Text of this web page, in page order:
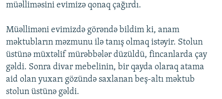
müəlliməsini evimizə qonaq çağırdı.
Müəlliməni evimizdə görəndə bildim ki, anam
məktubların məzmunu ilə tanış olmaq istəyir. Stolun
üstünə müxtəlif mürəbbələr düzüldü, fincanlarda çay
gəldi. Sonra divar mebelinin, bir qayda olaraq atama
aid olan yuxarı gözündə saxlanan beş-altı məktub
stolun üstünə gəldi.